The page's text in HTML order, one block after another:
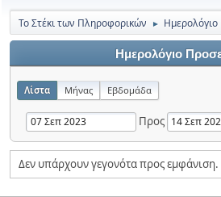
Το Στέκι των Πληροφορικών ► Ημερολόγιο
Ημερολόγιο
Λίστα Μήνας Εβδομάδα
Προς
Δεν υπάρχουν γεγονότα προς εμφάνιση.